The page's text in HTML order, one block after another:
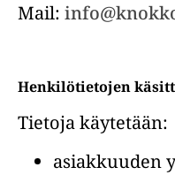
Mail:
Henkilötietojen
Tietoja käytetään:
asiakkuuden